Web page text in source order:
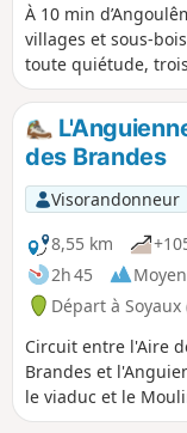
À 10 min
villages et sous-
toute quiétude,
l’une des sources
naissance à Dirac.
des Brandes
Visorandonneur
8,55 km
2h 45
Départ à
Circuit entre l'Aire
Brandes et
le viaduc et le